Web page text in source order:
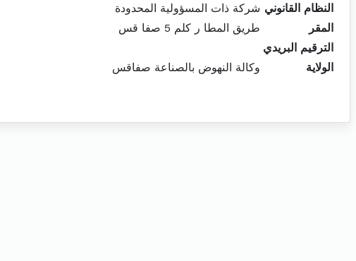
النظام القانوني شركة ذات المسؤولية المحدودة
المقر
طريق المطا ر كلم 5 صفا قس
الترقيم البريدي
الولاية
وكالة النهوض بالصناعة صفاقس